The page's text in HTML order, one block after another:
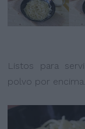
Listos para
polvo por encima.